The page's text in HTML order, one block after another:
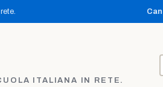
ITALIANA IN RETE.